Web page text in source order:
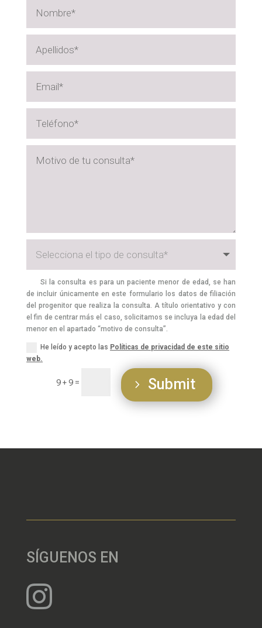
Si la consulta es para un paciente menor de edad, se han
de incluir únicamente en este formulario los datos de filiación
del progenitor que realiza la consulta. A título orientativo y con
el fin de centrar más el caso, solicitamos se incluya la edad del
menor en el apartado “motivo de consulta”.
He leído y acepto las Políticas de privacidad de este sitio
web.
9 + 9 = Submit
SÍGUENOS EN
